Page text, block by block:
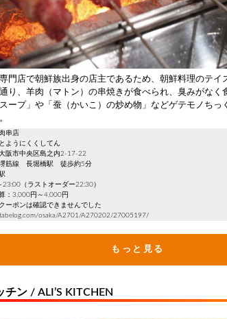
門店で朝鮮族出身の店主であるため、朝鮮料理のテイ
り、羊肉（マトン）の串焼きが食べられ、臭みがなく
ープ」や「蚕（かいこ）の炒め物」などゲテモノちっ
串店
ようにくくしてん
阪市中央区島之内2-17-22
堺筋線 長堀橋駅 徒歩約5分
23:00（ラストオーダー22:30）
3,000円～4,000円
ーポンは確認できませんでした
osaka/A2701/A270202/27005197/
もっと見る
チン / ALI’S KITCHEN